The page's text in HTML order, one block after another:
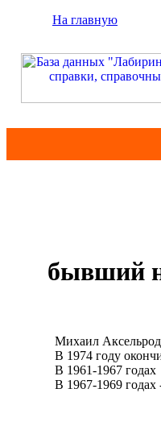
На главную
бывший
Михаил Аксельрод
В 1974 году окончил
В 1961-1967 годах
В 1967-1969 годах -